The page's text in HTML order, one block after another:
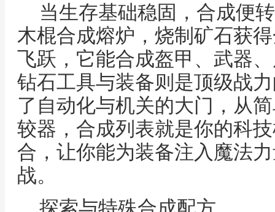
当生存基础稳固，合成便
木棍合成熔炉，烧制矿石获
飞跃，它能合成盔甲、武器
钻石工具与装备则是顶级战
了自动化与机关的大门，从
较器，合成列表就是你的科
合，让你能为装备注入魔法
战。